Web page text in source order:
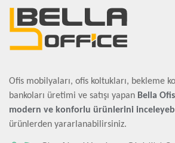
Ofis mobilyaları, ofis koltukları, bekleme
bankoları üretimi ve satışı yapan Bella
modern ve konforlu ürünlerini
ürünlerden yararlanabilirsiniz.